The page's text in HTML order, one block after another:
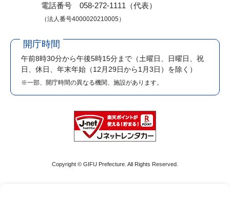
電話番号 058-272-1111（代表）
（法人番号4000020210005）
開庁時間
午前8時30分から午後5時15分まで （土曜日、日曜日、祝
日、休日、年末年始（12月29日から1月3日）を除く）
※一部、開庁時間の異なる機関、施設があります。
Copyright © GIFU Prefecture. All Rights Reserved.